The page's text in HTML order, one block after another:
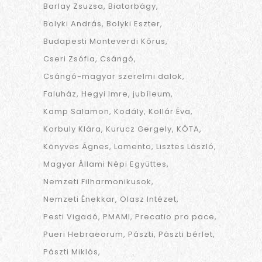
Barlay Zsuzsa Biatorbágy
Bolyki András Bolyki Eszter
Budapesti Monteverdi Kórus
Cseri Zsófia Csángó
Csángó-magyar szerelmi dalok
Faluház Hegyi Imre jubíleum
Kamp Salamon Kodály Kollár Éva
Korbuly Klára Kurucz Gergely KÓTA
Könyves Ágnes Lamento Lisztes László
Magyar Állami Népi Együttes
Nemzeti Filharmonikusok
Nemzeti Énekkar Olasz Intézet
Pesti Vigadó PMAMI Precatio pro pace
Pueri Hebraeorum Pászti Pászti bérlet
Pászti Miklós